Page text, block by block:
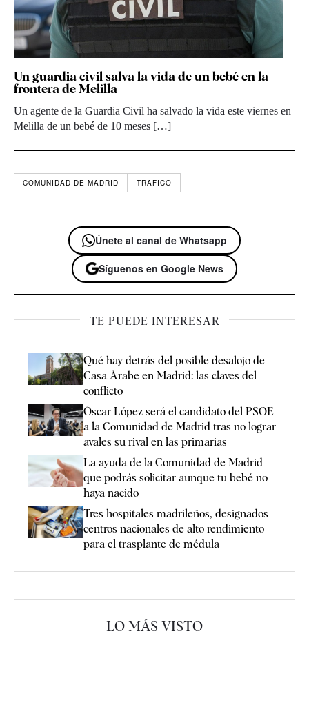
Un guardia civil salva la vida de un bebé en la
frontera de Melilla
Un agente de la Guardia Civil ha salvado la vida este viernes en
Melilla de un bebé de 10 meses […]
COMUNIDAD DE MADRID TRAFICO
Únete al canal de Whatsapp
Síguenos en Google News
TE PUEDE INTERESAR
Qué hay detrás del posible desalojo de
Casa Árabe en Madrid: las claves del
conflicto
Óscar López será el candidato del PSOE
a la Comunidad de Madrid tras no lograr
avales su rival en las primarias
La ayuda de la Comunidad de Madrid
que podrás solicitar aunque tu bebé no
haya nacido
Tres hospitales madrileños, designados
centros nacionales de alto rendimiento
para el trasplante de médula
LO MÁS VISTO